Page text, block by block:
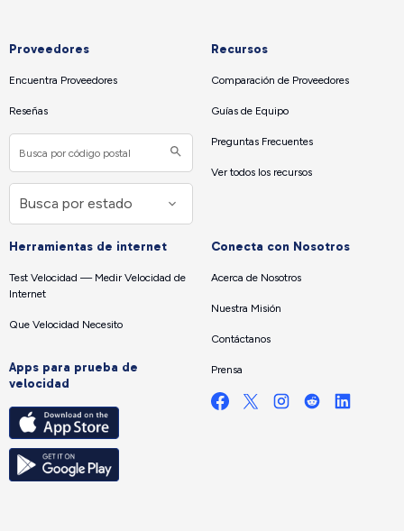
Proveedores
Encuentra Proveedores
Reseñas
Recursos
Comparación de Proveedores
Guías de Equipo
Preguntas Frecuentes
Ver todos los recursos
Herramientas de internet
Test Velocidad — Medir Velocidad de
Internet
Que Velocidad Necesito
Apps para prueba de
velocidad
Conecta con Nosotros
Acerca de Nosotros
Nuestra Misión
Contáctanos
Prensa